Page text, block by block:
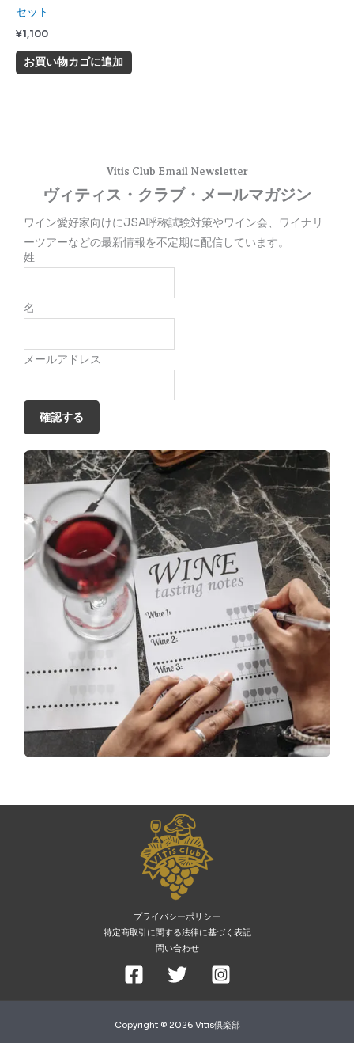
セット
¥1,100
お買い物カゴに追加
Vitis Club Email Newsletter
ヴィティス・クラブ・メールマガジン
ワイン愛好家向けにJSA呼称試験対策やワイン会、ワイナリ
ーツアーなどの最新情報を不定期に配信しています。
姓
名
メールアドレス
プライバシーポリシー
特定商取引に関する法律に基づく表記
問い合わせ
Copyright © 2026 Vitis倶楽部